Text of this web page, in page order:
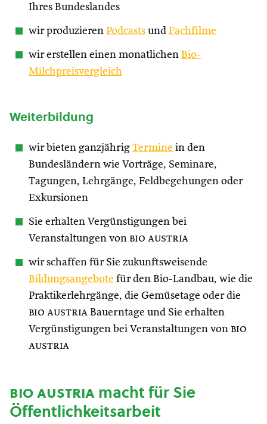
Ihres Bundeslandes
wir produzieren Podcasts und Fachfilme
wir erstellen einen monatlichen Bio-
Milchpreisvergleich
Weiterbildung
wir bieten ganzjährig Termine in den
Bundesländern wie Vorträge, Seminare,
Tagungen, Lehrgänge, Feldbegehungen oder
Exkursionen
Sie erhalten Vergünstigungen bei
Veranstaltungen von bio austria
wir schaffen für Sie zukunftsweisende
Bildungsangebote für den Bio-Landbau, wie die
Praktikerlehrgänge, die Gemüsetage oder die
bio austria Bauerntage und Sie erhalten
Vergünstigungen bei Veranstaltungen von bio
austria
bio austriamacht für Sie
Öffentlichkeitsarbeit